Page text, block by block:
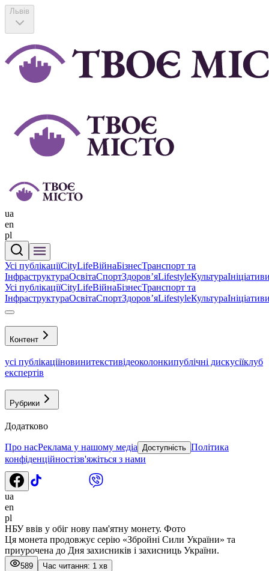
Львів
ua
en
pl
Усі публікаціїCityLifeВійнаБізнесТранспорт та
ІнфраструктураОсвітаСпортЗдоровʼяLifestyleКультура
Усі публікаціїCityLifeВійнаБізнесТранспорт та
ІнфраструктураОсвітаСпортЗдоровʼяLifestyleКультура
Контент
усі публікаціїновинитекстивідеоколонкипублічні дискусіїклуб
експертів
Рубрики
Додатково
Про насРеклама у нашому медіа Доступність Політика
конфіденційностізв'яжіться з нами
ua
en
pl
НБУ ввів у обіг нову пам'ятну монету. Фото
Ця монета продовжує серію «Збройні Сили України» та
приурочена до Дня захисників і захисниць України.
589 Час читання: 1 хв